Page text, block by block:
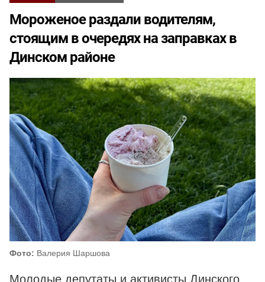
Мороженое раздали водителям,
стоящим в очередях на заправках в
Динском районе
Фото: Валерия Шаршова
Молодые депутаты и активисты Динского